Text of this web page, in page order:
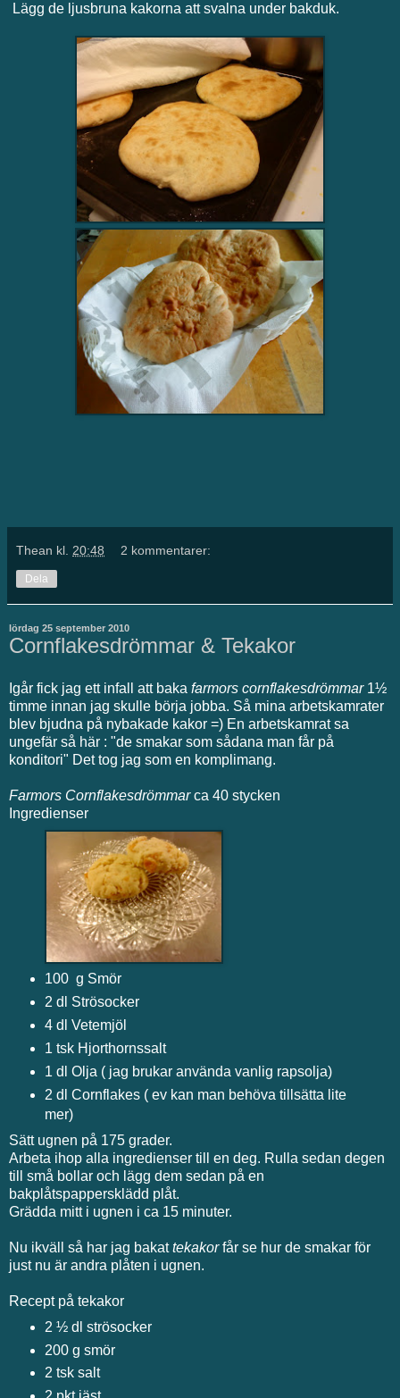
Lägg de ljusbruna kakorna att svalna under bakduk.
Thean kl. 20:48 2 kommentarer:
Dela
lördag 25 september 2010
Cornflakesdrömmar & Tekakor
Igår fick jag ett infall att baka farmors cornflakesdrömmar1½
timme innan jag skulle börja jobba. Så mina arbetskamrater
blev bjudna på nybakade kakor =) En arbetskamrat sa
ungefär så här : "de smakar som sådana man får på
konditori" Det tog jag som en komplimang.
Farmors Cornflakesdrömmarca 40 stycken
Ingredienser
100 g Smör
2 dl Strösocker
4 dl Vetemjöl
1 tsk Hjorthornssalt
1 dl Olja ( jag brukar använda vanlig rapsolja)
2 dl Cornflakes ( ev kan man behöva tillsätta lite
mer)
Sätt ugnen på 175 grader.
Arbeta ihop alla ingredienser till en deg. Rulla sedan degen
till små bollar och lägg dem sedan på en
bakplåtspappersklädd plåt.
Grädda mitt i ugnen i ca 15 minuter.
Nu ikväll så har jag bakattekakorfår se hur de smakar för
just nu är andra plåten i ugnen.
Recept på tekakor
2 ½ dl strösocker
200 g smör
2 tsk salt